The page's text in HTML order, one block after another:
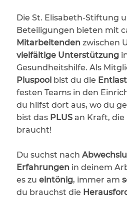
Die St. Elisabeth-Stiftung
Beteiligungen bieten mit
Mitarbeitendenzwischen
vielfältige Unterstützung
Gesundheitshilfe. Als
Pluspool bist du die
festen Teams in den
du hilfst dort aus, wo du
bist das PLUS an Kraft, die
braucht!
Du suchst nach
Erfahrungen in deinem
es zu eintönig, immer am
du brauchst die